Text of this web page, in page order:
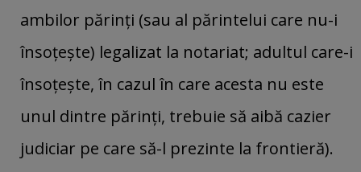
ambilor părinţi (sau al părintelui care nu-i
însoţeşte) legalizat la notariat; adultul care-i
însoţeşte, în cazul în care acesta nu este
unul dintre părinţi, trebuie să aibă cazier
judiciar pe care să-l prezinte la frontieră).